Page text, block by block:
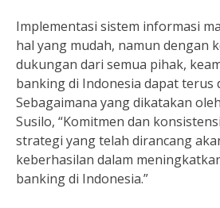
Implementasi sistem informasi
hal yang mudah, namun dengan
dukungan dari semua pihak,
banking di Indonesia dapat terus
Sebagaimana yang dikatakan
Susilo, “Komitmen dan
strategi yang telah dirancang
keberhasilan dalam
banking di Indonesia.”